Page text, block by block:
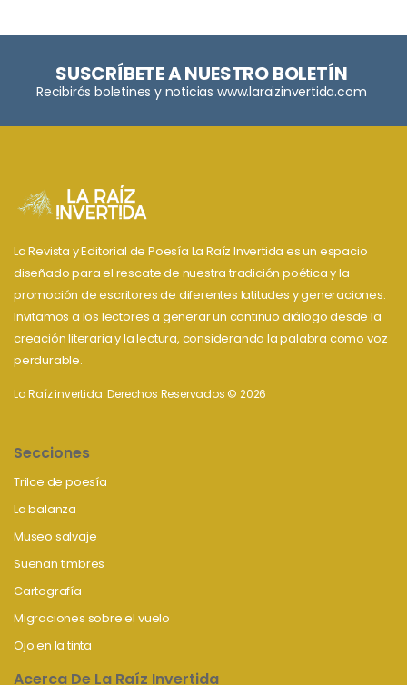
SUSCRÍBETE A NUESTRO BOLETÍN
Recibirás boletines y noticias www.laraizinvertida.com
La Revista y Editorial de Poesía La Raíz Invertida es un espacio
diseñado para el rescate de nuestra tradición poética y la
promoción de escritores de diferentes latitudes y generaciones.
Invitamos a los lectores a generar un continuo diálogo desde la
creación literaria y la lectura, considerando la palabra como voz
perdurable.
La Raíz invertida. Derechos Reservados © 2026
Secciones
Trilce de poesía
La balanza
Museo salvaje
Suenan timbres
Cartografía
Migraciones sobre el vuelo
Ojo en la tinta
Acerca De La Raíz Invertida